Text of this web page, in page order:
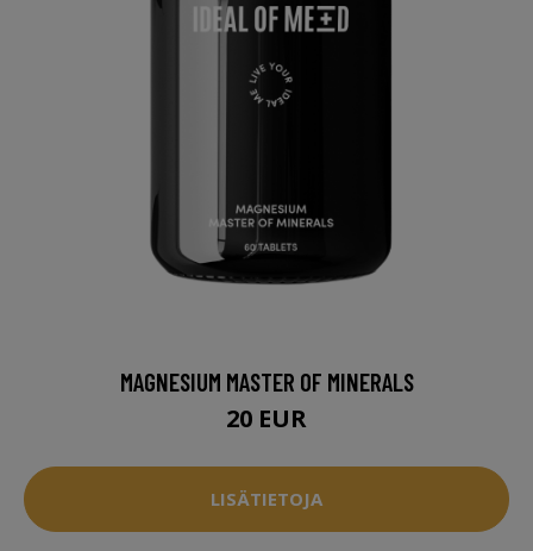
MAGNESIUM MASTER OF MINERALS
20 EUR
LISÄTIETOJA